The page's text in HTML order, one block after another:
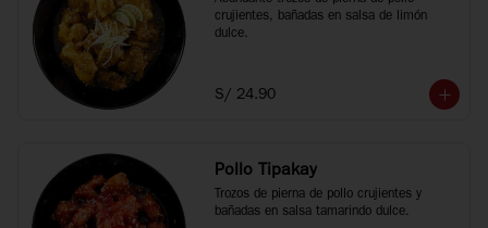
crujientes, bañadas en salsa de limón
dulce.
S/ 24.90
Pollo Tipakay
Trozos de pierna de pollo crujientes y
bañadas en salsa tamarindo dulce.